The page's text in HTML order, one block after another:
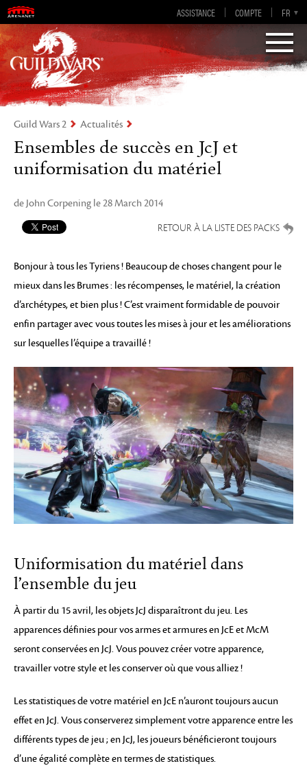
ASSISTANCE COMPTE FR
EN
DE
ES
EN-GB
Visions of Eternity
Guild Wars 2
Guild Wars 2 Actualités
Ensembles de succès en JcJ et
uniformisation du matériel
de John Corpening le 28 March 2014
RETOUR À LA LISTE DES PACKS
Bonjour à tous les Tyriens ! Beaucoup de choses changent pour le
mieux dans les Brumes : les récompenses, le matériel, la création
d’archétypes, et bien plus ! C’est vraiment formidable de pouvoir
enfin partager avec vous toutes les mises à jour et les améliorations
sur lesquelles l’équipe a travaillé !
Uniformisation du matériel dans
l’ensemble du jeu
À partir du 15 avril, les objets JcJ disparaîtront du jeu. Les
apparences définies pour vos armes et armures en JcE et McM
seront conservées en JcJ. Vous pouvez créer votre apparence,
travailler votre style et les conserver où que vous alliez !
Les statistiques de votre matériel en JcE n’auront toujours aucun
effet en JcJ. Vous conserverez simplement votre apparence entre les
différents types de jeu ; en JcJ, les joueurs bénéficieront toujours
d’une égalité complète en termes de statistiques.